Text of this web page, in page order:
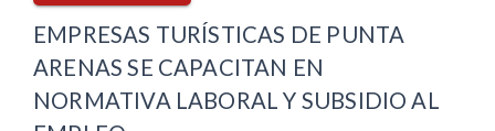
EMPRESAS TURÍSTICAS DE PUNTA
ARENAS SE CAPACITAN EN
NORMATIVA LABORAL Y SUBSIDIO AL